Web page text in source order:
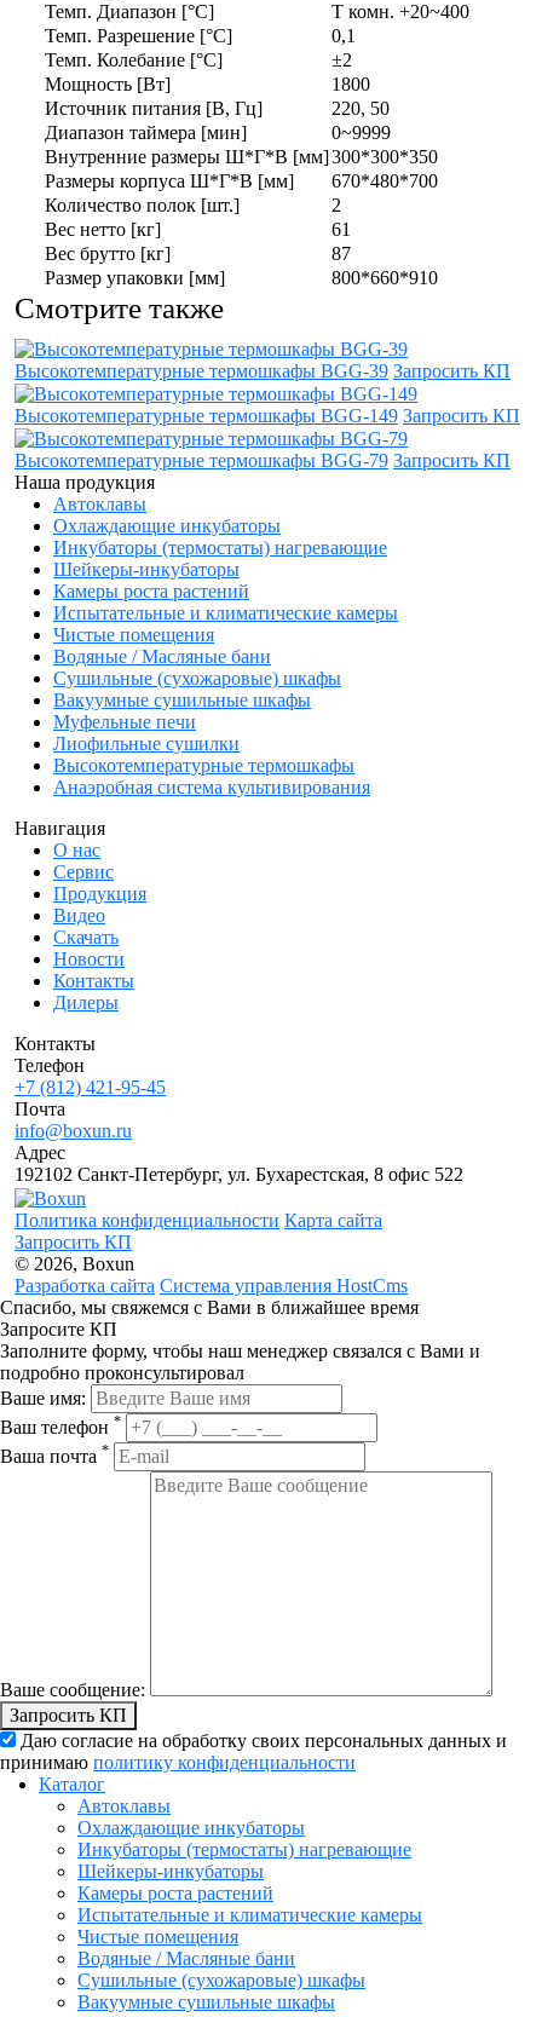
Темп. Диапазон [°С]
Т комн. +20~400
Темп. Разрешение [°С]
0,1
Темп. Колебание [°C]
±2
Мощность [Вт]
1800
Источник питания [В, Гц]
220, 50
Диапазон таймера [мин]
0~9999
Внутренние размеры Ш*Г*В [мм]300*300*350
Размеры корпуса Ш*Г*В [мм]
670*480*700
Количество полок [шт.]
2
Вес нетто [кг]
61
Вес брутто [кг]
87
Размер упаковки [мм]
800*660*910
Смотрите также
Высокотемпературные термошкафы BGG-39 Запросить КП
Высокотемпературные термошкафы BGG-149 Запросить КП
Высокотемпературные термошкафы BGG-79 Запросить КП
Политика конфиденциальности Карта сайта
Запросить КП
© 2026, Boxun
Разработка сайта Система управления HostCms
Наша продукция
Автоклавы
Охлаждающие инкубаторы
Инкубаторы (термостаты) нагревающие
Шейкеры-инкубаторы
Камеры роста растений
Испытательные и климатические камеры
Чистые помещения
Водяные / Масляные бани
Сушильные (сухожаровые) шкафы
Вакуумные сушильные шкафы
Муфельные печи
Лиофильные сушилки
Высокотемпературные термошкафы
Анаэробная система культивирования
Навигация
О нас
Сервис
Продукция
Видео
Скачать
Новости
Контакты
Дилеры
Контакты
Телефон
+7 (812) 421-95-45
Почта
info@boxun.ru
Адрес
192102 Санкт-Петербург, ул. Бухарестская, 8 офис 522
Спасибо, мы свяжемся с Вами в ближайшее время
Запросите КП
Заполните форму, чтобы наш менеджер связался с Вами и
подробно проконсультировал
Ваше имя:
Ваш телефон *
Ваша почта *
Ваше сообщение:
Запросить КП
Даю согласие на обработку своих персональных данных и
принимаю политику конфиденциальности
Каталог
Автоклавы
Охлаждающие инкубаторы
Инкубаторы (термостаты) нагревающие
Шейкеры-инкубаторы
Камеры роста растений
Испытательные и климатические камеры
Чистые помещения
Водяные / Масляные бани
Сушильные (сухожаровые) шкафы
Вакуумные сушильные шкафы